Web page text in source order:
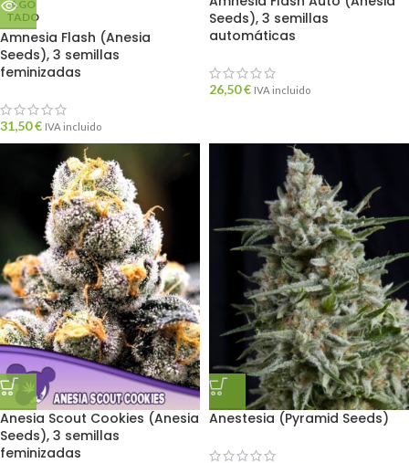
AGO
TADO
Amnesia Flash (Anesia
Seeds), 3 semillas
feminizadas
31,50€ IVA incluido
Seeds), 3 semillas
automáticas
26,50€ IVA incluido
Anesia Scout Cookies (Anesia
Seeds), 3 semillas
feminizadas
Anestesia (Pyramid Seeds)